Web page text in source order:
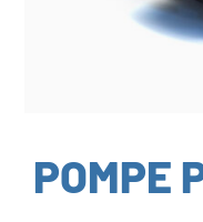
POMPE